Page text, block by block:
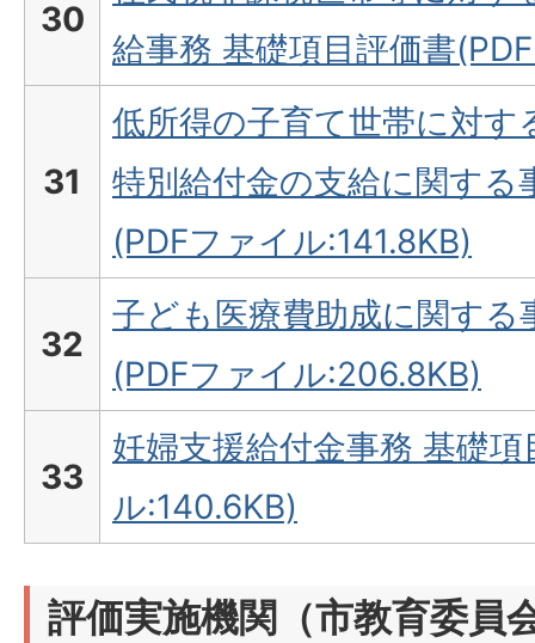
30
給事務 基礎項目評価書
31
低所得の子育て世帯に対す
特別給付金の支給に関する
(PDFファイル:141.8KB)
32
子ども医療費助成に関する
(PDFファイル:206.8KB)
33
妊婦支援給付金事務 基礎
ル:140.6KB)
評価実施機関（市教育委員